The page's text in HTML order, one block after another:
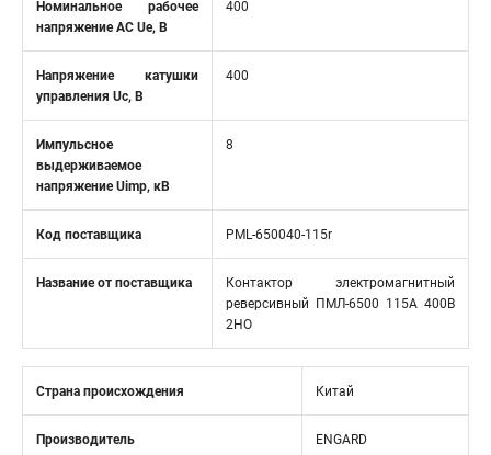
Номинальное рабочее
напряжение AC Ue, В
400
Напряжение катушки
управления Uc, В
400
Импульсное
выдерживаемое
напряжение Uimp, кВ
8
Код поставщика PML-650040-115r
Название от поставщика
Контактор электромагнитный
реверсивный ПМЛ-6500 115A 400B
2НО
Страна происхождения Китай
Производитель ENGARD